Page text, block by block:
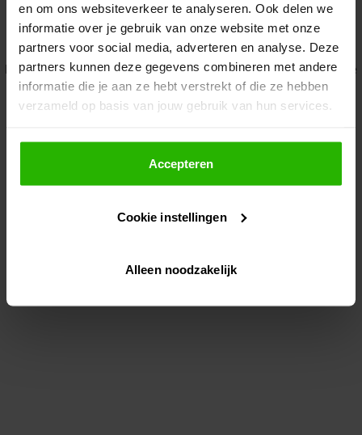
en om ons websiteverkeer te analyseren. Ook delen we
informatie over je gebruik van onze website met onze
partners voor social media, adverteren en analyse. Deze
partners kunnen deze gegevens combineren met andere
informatie die je aan ze hebt verstrekt of die ze hebben
verzameld op basis van jouw gebruik van hun services.
Als je op "Accepteer" klikt, dan geef je Voordeeluitjes.nl
toestemming om cookies voor social media en
gepersonaliseerde advertenties te plaatsen.
Lees hier meer over in onsprivacybeleid
Via "Cookie instellingen" kun je ook zelf instellen welke
Accepteren
Cookie instellingen
Alleen noodzakelijk
Application error: a client-side exception has occurred while
loadingwww.voordeeluitjes.nl (see the browser console for more
information).